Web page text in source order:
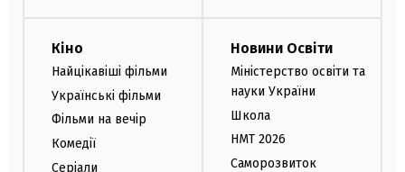
Кіно
Найцікавіші фільми
Українські фільми
Фільми на вечір
Комедії
Серіали
Новини Освіти
Міністерство освіти та
науки України
Школа
НМТ 2026
Саморозвиток